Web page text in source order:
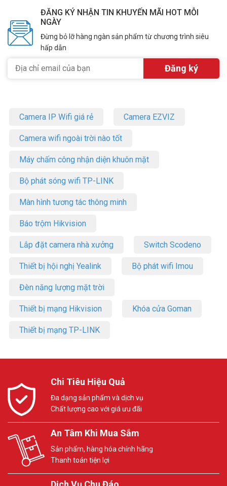
ĐĂNG KÝ NHẬN TIN KHUYẾN MÃI HOT MỖI
NGÀY
Đừng bỏ lỡ hàng ngàn sản phẩm từ chương trình siêu
hấp dẫn
Camera IP Wifi giá rẻ Camera EZVIZ
Camera wifi ngoài trời nào tốt
Máy chấm công nhận diện khuôn mặt
Bộ phát sóng wifi TP-LINK
Màn hình tương tác thông minh
Báo trộm Hikvision
Lắp đặt camera nhà xưởng Switch Scodeno
Thiết bị hội nghị Yealink Bộ phát wifi Imou
Đèn năng lượng mặt trời
Thiết bị mạng Hikvision Khóa cửa Goman
Thiết bị mạng TP-LINK
Chi Tiêu Hiệu Quả
Đa dạng sản phẩm và dịch vụ
Chất lượng cao với giá ưu đãi
An Tâm Khi Mua Sắm
Sản phẩm, hàng hóa chính hãng
Thanh toán tiện lợi